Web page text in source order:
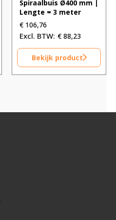
Spiraalbuis Ø400 mm |
Lengte = 3 meter
€ 106,76
€ 88,23
Bekijk product